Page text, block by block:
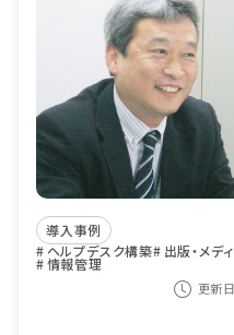
ヘルプデスク業務
システム監査対応
サービス構成管理
カスタマーサービス
システム運用の自動化
コンテンツナビ
資料ダ
紹介
導入事例
ヘルプデスク構築
出版・メデ
情報管理
更新